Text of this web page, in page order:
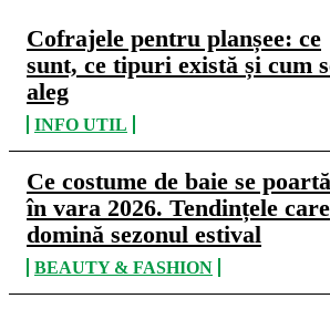
Cofrajele pentru planșee: ce
sunt, ce tipuri există și cum
aleg
INFO UTIL
Ce costume de baie se poartă
în vara 2026. Tendințele care
domină sezonul estival
BEAUTY & FASHION